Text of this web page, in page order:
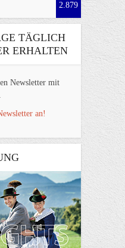
2.879
TÄGLICH
ERHALTEN
Newsletter mit
an!